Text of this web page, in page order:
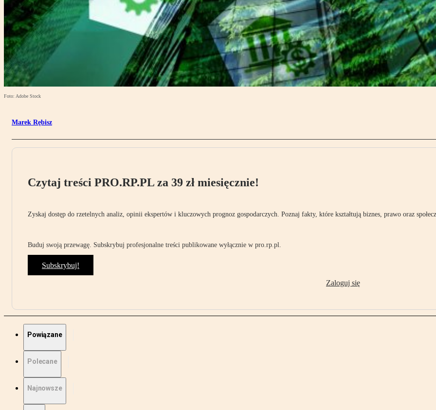
Foto: Adobe Stock
Marek Rębisz
Czytaj treści PRO.RP.PL za 39 zł miesięcznie!
Zyskaj dostęp do rzetelnych analiz, opinii ekspertów i kluczowych prognoz gospodarczych. Poznaj fakty, które kształtują biznes, prawo oraz
Buduj swoją przewagę. Subskrybuj profesjonalne treści publikowane wyłącznie w pro.rp.pl.
Subskrybuj!
Zaloguj się
Powiązane
Polecane
Najnowsze